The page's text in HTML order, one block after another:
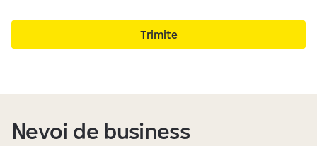
t
d
f
o
Trimite
Nevoi de business